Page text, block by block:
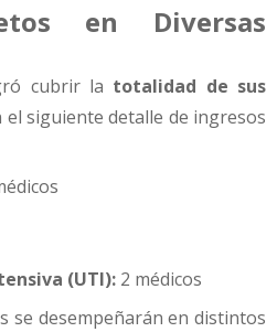
en Diversas
cubrir la totalidad de sus
el siguiente detalle de ingresos
(UTI): 2 médicos
se desempeñarán en distintos